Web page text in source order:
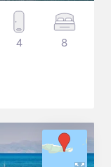
4 8